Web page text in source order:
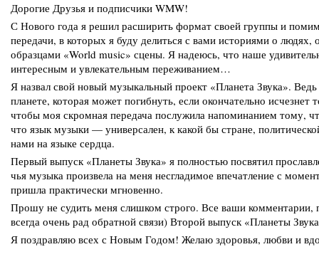
Дорогие Друзья и подписчики WMW!
С Нового года я решил расширить формат своей группы и
передачи, в которых я буду делиться с вами историями о
образцами «World music» сцены. Я надеюсь, что наше
интересным и увлекательным переживанием…
Я назвал свой новый музыкальный проект «Планета Звука».
планете, которая может погибнуть, если окончательно
чтобы моя скромная передача послужила напоминанием тому,
что язык музыки — универсален, к какой бы стране,
нами на языке сердца.
Первый выпуск «Планеты Звука» я полностью посвятил
чья музыка произвела на меня несгладимое впечатление с
пришла практически мгновенно.
Прошу не судить меня слишком строго. Все ваши
всегда очень рад обратной связи) Второй выпуск «Планеты
Я поздравляю всех с Новым Годом! Желаю здоровья, любви и